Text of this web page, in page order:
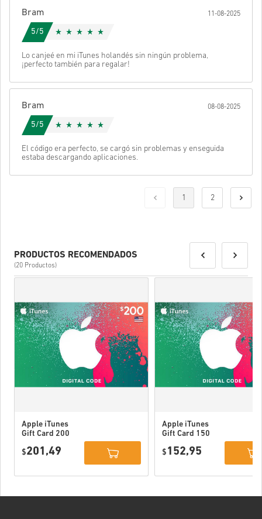
Bram 11-08-2025
5/5
Lo canjeé en mi iTunes holandés sin ningún problema,
¡perfecto también para regalar!
Bram 08-08-2025
5/5
El código era perfecto, se cargó sin problemas y enseguida
estaba descargando aplicaciones.
1 2
PRODUCTOS RECOMENDADOS
(20 Productos)
Apple iTunes
Gift Card 200
$201,49
Apple iTunes
Gift Card 150
$ 152,95